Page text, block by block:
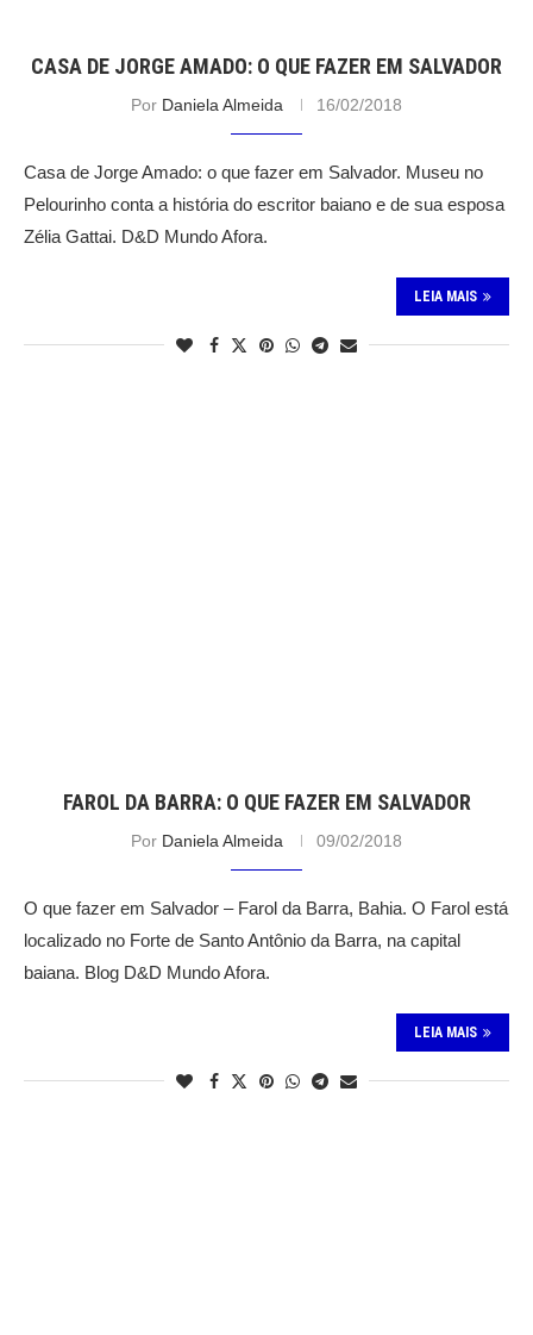
CASA DE JORGE AMADO: O QUE FAZER EM SALVADOR
Por Daniela Almeida 16/02/2018
Casa de Jorge Amado: o que fazer em Salvador. Museu no
Pelourinho conta a história do escritor baiano e de sua esposa
Zélia Gattai. D&D Mundo Afora.
LEIA MAIS
FAROL DA BARRA: O QUE FAZER EM SALVADOR
Por Daniela Almeida 09/02/2018
O que fazer em Salvador – Farol da Barra, Bahia. O Farol está
localizado no Forte de Santo Antônio da Barra, na capital
baiana. Blog D&D Mundo Afora.
LEIA MAIS